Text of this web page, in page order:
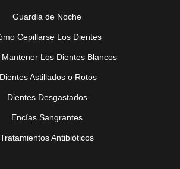
Guardia de Noche
Cepillarse Los Dientes
Los Dientes Blancos
Dientes Astillados o Rotos
Dientes Desgastados
Encías Sangrantes
Tratamientos Antibióticos